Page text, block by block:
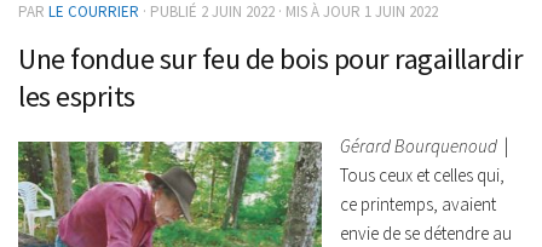
PAR LE COURRIER · PUBLIÉ 2 JUIN 2022 · MIS À JOUR 1 JUIN 2022
Une fondue sur feu de bois pour ragaillardir
les esprits
Gérard Bourquenoud |
Tous ceux et celles qui,
ce printemps, avaient
envie de se détendre au